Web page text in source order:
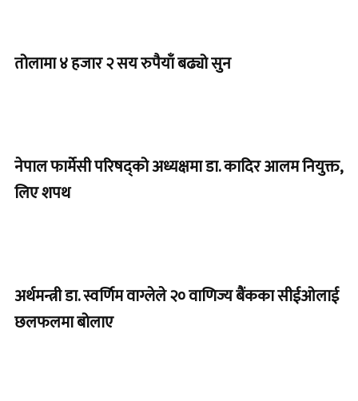
तोलामा ४ हजार २ सय रुपैयाँ बढ्यो सुन
नेपाल फार्मेसी परिषद्को अध्यक्षमा डा. कादिर आलम नियुक्त,
लिए शपथ
अर्थमन्त्री डा. स्वर्णिम वाग्लेले २० वाणिज्य बैंकका सीईओलाई
छलफलमा बोलाए